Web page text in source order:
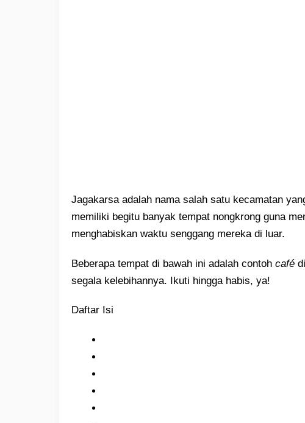
Jagakarsa adalah nama salah satu kecamatan
memiliki begitu banyak tempat nongkrong guna
menghabiskan waktu senggang mereka di luar.
Beberapa tempat di bawah ini adalah contoh café
segala kelebihannya. Ikuti hingga habis, ya!
Daftar Isi